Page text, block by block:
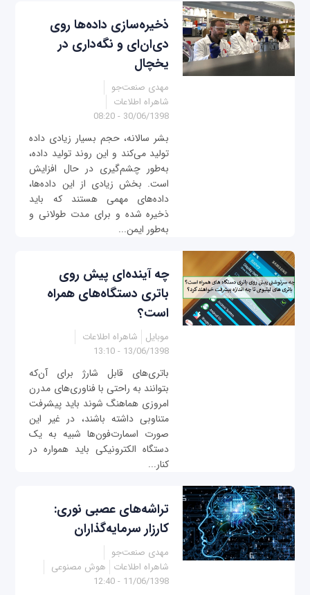
ذخیره‌سازی داده‌ها روی
دی‌ان‌ای و نگه‌داری در
یخچال
مهدی صنعت‌جو
شاهراه اطلاعات
30/06/1398 - 08:20
بشر سالانه، حجم بسیار زیادی داده
تولید می‌کند و این روند تولید داده،
به‌طور چشم‌گیری در حال افزایش
است. بخش زیادی از این داده‌ها،
داده‌های مهمی هستند که باید
ذخیره شده و برای مدت طولانی و
به‌طور ایمن...
چه آینده‌ای پیش روی
باتری‌ دستگاه‌های همراه
است؟
موبایل
شاهراه اطلاعات
13/06/1398 - 13:10
باتری‌های قابل شارژ برای آن‌که
بتوانند به راحتی با فناوری‌های مدرن
امروزی هماهنگ شوند باید پیشرفت
متناوبی داشته باشند، در غیر این
صورت اسمارت‌فون‌ها شبیه به یک
دستگاه الکترونیکی باید همواره در
کنار...
تراشه‌های عصبی نوری:
کارزار سرمایه‌گذاران
مهدی صنعت‌جو
شاهراه اطلاعات
هوش مصنوعی
11/06/1398 - 12:40